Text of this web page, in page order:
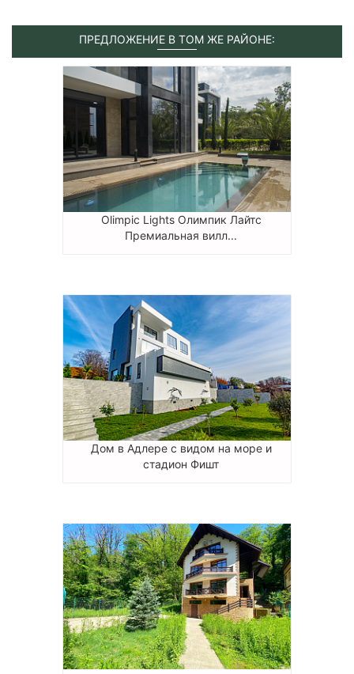
ПРЕДЛОЖЕНИЕ В ТОМ ЖЕ РАЙОНЕ:
Olimpic Lights Олимпик Лайтс
Премиальная вилл...
Дом в Адлере с видом на море и
стадион Фишт